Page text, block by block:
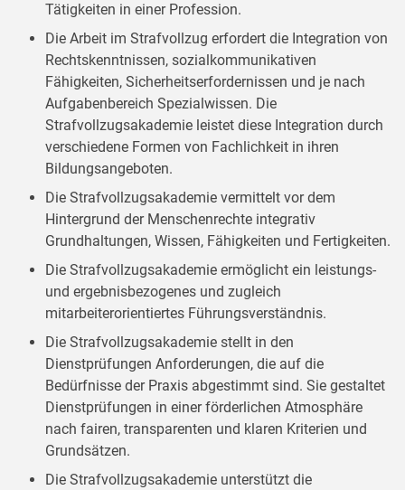
Tätigkeiten in einer Profession.
Die Arbeit im Strafvollzug erfordert die Integration von
Rechtskenntnissen, sozialkommunikativen
Fähigkeiten, Sicherheitserfordernissen und je nach
Aufgabenbereich Spezialwissen. Die
Strafvollzugsakademie leistet diese Integration durch
verschiedene Formen von Fachlichkeit in ihren
Bildungsangeboten.
Die Strafvollzugsakademie vermittelt vor dem
Hintergrund der Menschenrechte integrativ
Grundhaltungen, Wissen, Fähigkeiten und Fertigkeiten.
Die Strafvollzugsakademie ermöglicht ein leistungs-
und ergebnisbezogenes und zugleich
mitarbeiterorientiertes Führungsverständnis.
Die Strafvollzugsakademie stellt in den
Dienstprüfungen Anforderungen, die auf die
Bedürfnisse der Praxis abgestimmt sind. Sie gestaltet
Dienstprüfungen in einer förderlichen Atmosphäre
nach fairen, transparenten und klaren Kriterien und
Grundsätzen.
Die Strafvollzugsakademie unterstützt die